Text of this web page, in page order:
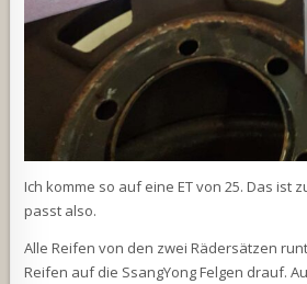
Ich komme so auf eine ET von 25. Das ist
passt also.
Alle Reifen von den zwei Rädersätzen
Reifen auf die SsangYong Felgen drauf.